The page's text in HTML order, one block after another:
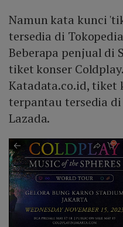
Namun kata kunci
tersedia di
Beberapa penjual di
tiket konser
Katadata.co.id, tiket
terpantau tersedia
Lazada.